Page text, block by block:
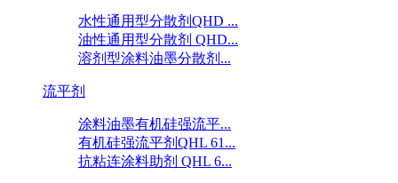
水性通用型分散剂QHD ...
油性通用型分散剂 QHD...
溶剂型涂料油墨分散剂...
流平剂
涂料油墨有机硅强流平...
有机硅强流平剂QHL 61...
抗粘连涂料助剂 QHL 6...